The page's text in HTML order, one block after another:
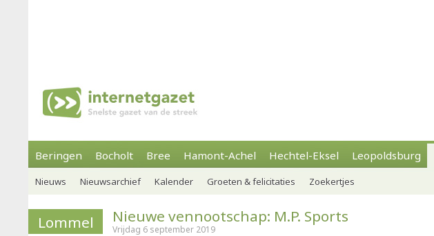
Beringen Bocholt Bree Hamont-Achel Hechtel-Eksel Leopoldsburg
Nieuws Nieuwsarchief Kalender Groeten & felicitaties Zoekertjes
Lommel Nieuwe vennootschap: M.P. Sports
Vrijdag 6 september 2019